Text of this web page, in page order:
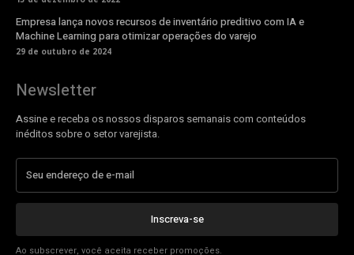
Empresa lança novos recursos de inventário preditivo com IA e
Machine Learning para otimizar operações do varejo
29 de outubro de 2024
Newsletter
Assine e receba os nossos disparos semanais com conteúdos
inéditos sobre o setor varejista.
Inscreva-se
Ao subscrever, você aceita receber promoções.